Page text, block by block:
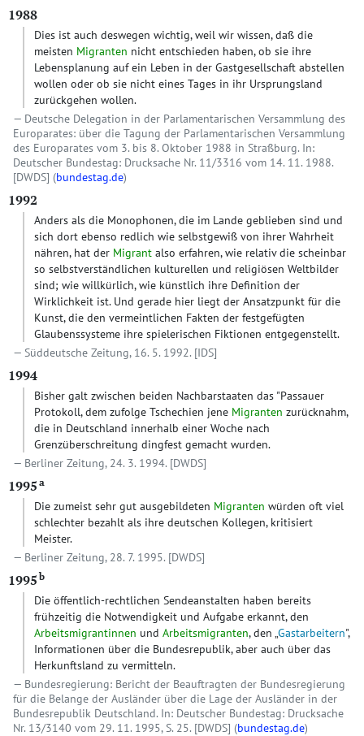
1988
Dies ist auch deswegen wichtig, weil wir wissen, daß die
meisten Migranten nicht entschieden haben, ob sie ihre
Lebensplanung auf ein Leben in der Gastgesellschaft abstellen
wollen oder ob sie nicht eines Tages in ihr Ursprungsland
zurückgehen wollen.
Deutsche Delegation in der Parlamentarischen Versammlung des
Europarates: über die Tagung der Parlamentarischen Versammlung
des Europarates vom 3. bis 8. Oktober 1988 in Straßburg. In:
Deutscher Bundestag: Drucksache Nr. 11/3316 vom 14. 11. 1988.
[DWDS] (bundestag.de)
1992
Anders als die Monophonen, die im Lande geblieben sind und
sich dort ebenso redlich wie selbstgewiß von ihrer Wahrheit
nähren, hat der Migrant also erfahren, wie relativ die scheinbar
so selbstverständlichen kulturellen und religiösen Weltbilder
sind; wie willkürlich, wie künstlich ihre Definition der
Wirklichkeit ist. Und gerade hier liegt der Ansatzpunkt für die
Kunst, die den vermeintlichen Fakten der festgefügten
Glaubenssysteme ihre spielerischen Fiktionen entgegenstellt.
Süddeutsche Zeitung, 16. 5. 1992. [IDS]
1994
Bisher galt zwischen beiden Nachbarstaaten das "Passauer
Protokoll, dem zufolge Tschechien jene Migranten zurücknahm,
die in Deutschland innerhalb einer Woche nach
Grenzüberschreitung dingfest gemacht wurden.
Berliner Zeitung, 24. 3. 1994. [DWDS]
1995 a
Die zumeist sehr gut ausgebildeten Migranten würden oft viel
schlechter bezahlt als ihre deutschen Kollegen, kritisiert
Meister.
Berliner Zeitung, 28. 7. 1995. [DWDS]
1995 b
Die öffentlich-rechtlichen Sendeanstalten haben bereits
frühzeitig die Notwendigkeit und Aufgabe erkannt, den
Arbeitsmigrantinnen und Arbeitsmigranten, den „Gastarbeitern",
Informationen über die Bundesrepublik, aber auch über das
Herkunftsland zu vermitteln.
Bundesregierung: Bericht der Beauftragten der Bundesregierung
für die Belange der Ausländer über die Lage der Ausländer in der
Bundesrepublik Deutschland. In: Deutscher Bundestag: Drucksache
Nr. 13/3140 vom 29. 11. 1995, S. 25. [DWDS] (bundestag.de)